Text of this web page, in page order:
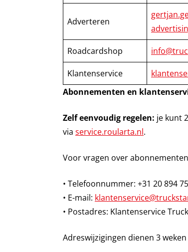
Adverteren
Roadcardshop
Klantenservice
Abonnementen en
Zelf eenvoudig regelen: je kunt
via service.roularta.nl.
Voor vragen over
• Telefoonnummer: +31 20 894
• E-mail:
• Postadres: Klantenservice
Adreswijzigingen dienen 3